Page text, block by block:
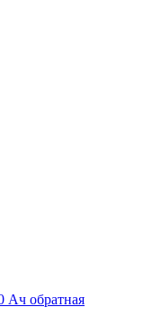
Ач обратная